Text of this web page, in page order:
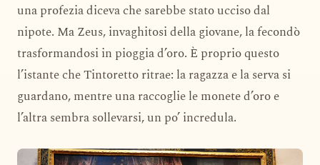
una profezia diceva che sarebbe stato ucciso dal
nipote. Ma Zeus, invaghitosi della giovane, la fecondò
trasformandosi in pioggia d’oro. È proprio questo
l’istante che Tintoretto ritrae: la ragazza e la serva si
guardano, mentre una raccoglie le monete d’oro e
l’altra sembra sollevarsi, un po’ incredula.